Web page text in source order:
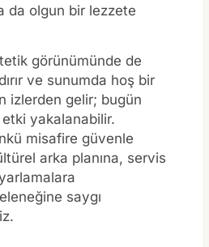
da olgun bir lezzete
görünümünde de
ve sunumda hoş bir
izlerden gelir; bugün
yakalanabilir.
misafire güvenle
arka planına, servis
saygı